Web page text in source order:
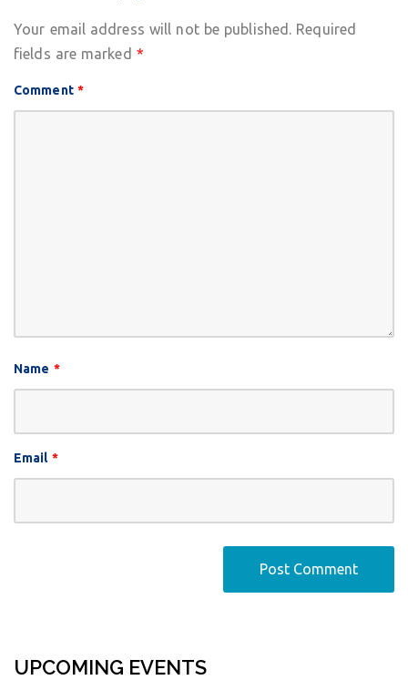
Your email address will not be published. Required
fields are marked *
Comment *
Name *
Email *
UPCOMING EVENTS